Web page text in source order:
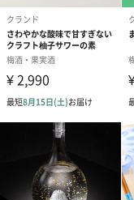
賞味期限／消
費期限
アルコール度
数
15.0 %
配送方法（常
温・冷凍・冷
常温
注意事項 20歳